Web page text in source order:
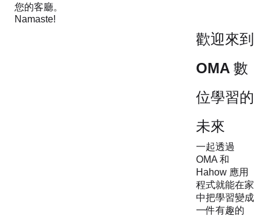
您的客廳。
Namaste!
歡迎來到
OMA 數
位學習的
未來
一起透過
OMA 和
Hahow 應用
程式就能在家
中把學習變成
一件有趣的